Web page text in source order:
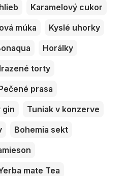
Karamelový cukor
múka
Kyslé uhorky
Horálky
torty
prasa
gin
Tuniak v konzerve
Bohemia sekt
mate Tea